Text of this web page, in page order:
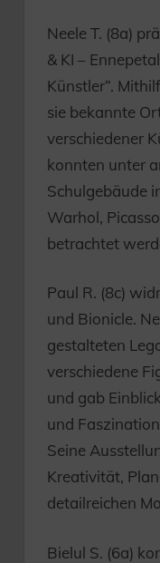
Neele T. (8a)
& KI –
Künstler“.
sie bekannte
verschiedener
konnten unter
Schulgebäude
Warhol,
betrachtet
Paul R. (8c)
und Bionicle.
gestalteten
verschiedene
und gab
und
Seine
Kreativität,
detailreichen
Bielul S. (6a)